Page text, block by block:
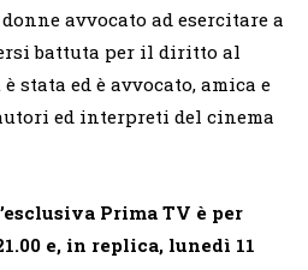
avvocato ad esercitare a
battuta per il diritto al
stata ed è avvocato, amica e
ed interpreti del cinema
Prima TV è per
e, in replica, lunedì 11